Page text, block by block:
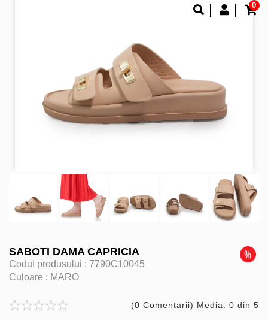
0
SABOTI DAMA CAPRICIA
Codul produsului : 7790C10045
Culoare : MARO
(0 Comentarii) Media: 0 din 5